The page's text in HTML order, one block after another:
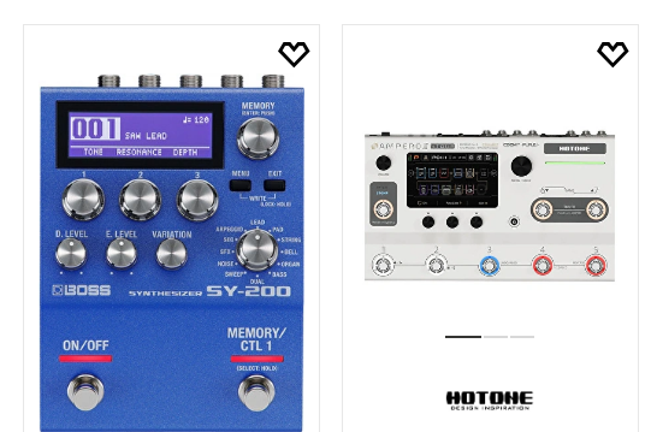
SEPETE EKLE SEPETE EKLE